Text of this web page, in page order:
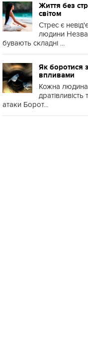
Життя без
світом
Стрес є
людини
бувають складні ...
Як боротися
впливами
Кожна людина
атаки Борот...